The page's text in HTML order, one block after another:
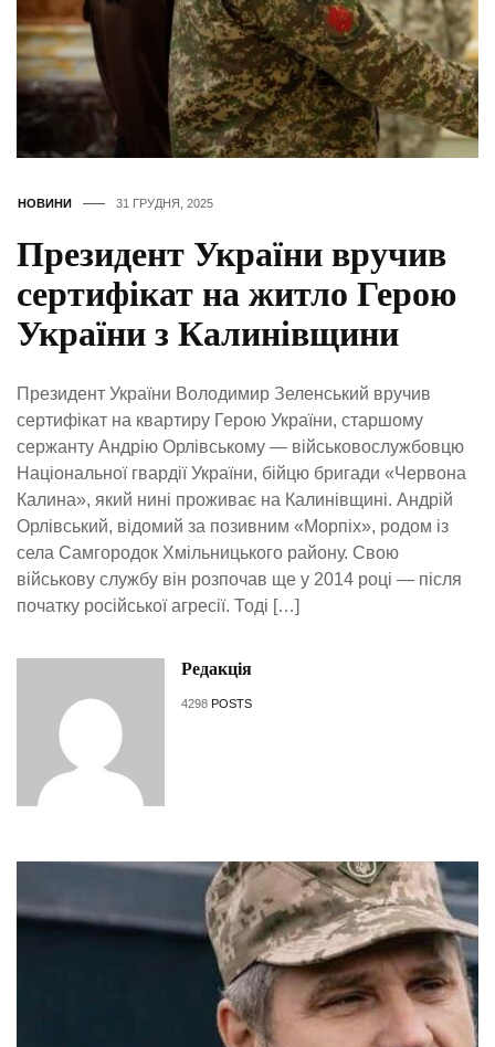
НОВИНИ 31 ГРУДНЯ, 2025
Президент України вручив
сертифікат на житло Герою
України з Калинівщини
Президент України Володимир Зеленський вручив
сертифікат на квартиру Герою України, старшому
сержанту Андрію Орлівському — військовослужбовцю
Національної гвардії України, бійцю бригади «Червона
Калина», який нині проживає на Калинівщині. Андрій
Орлівський, відомий за позивним «Морпіх», родом із
села Самгородок Хмільницького району. Свою
військову службу він розпочав ще у 2014 році — після
початку російської агресії. Тоді […]
Редакція
4298 POSTS